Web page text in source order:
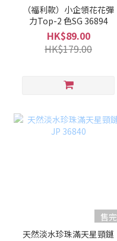
（福利款）小企領花花彈
力Top-2 色SG 36894
HK$89.00
HK$179.00
售完
天然淡水珍珠滿天星頸鏈